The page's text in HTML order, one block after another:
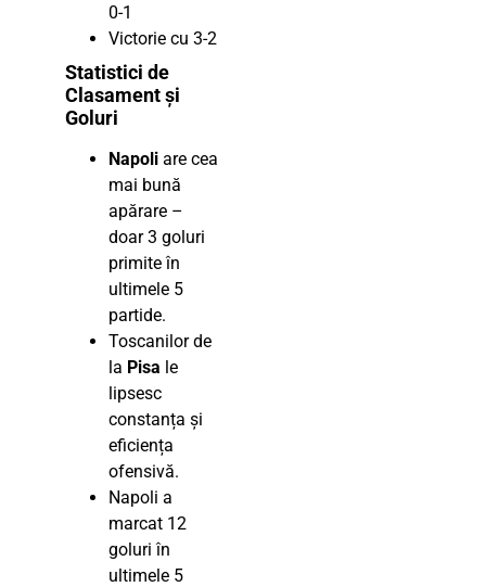
0-1
Victorie cu 3-2
Statistici de
Clasament și
Goluri
Napoli are cea
mai bună
apărare –
doar 3 goluri
primite în
ultimele 5
partide.
Toscanilor de
la Pisa le
lipsesc
constanța și
eficiența
ofensivă.
Napoli a
marcat 12
goluri în
ultimele 5